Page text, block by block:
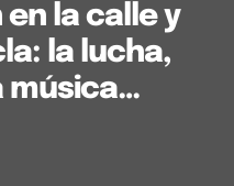
la calle y
la lucha,
música…